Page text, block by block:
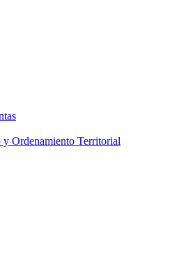
y Ordenamiento Territorial